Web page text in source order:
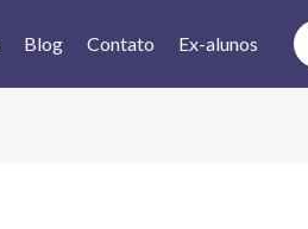
Blog Contato Ex-alunos